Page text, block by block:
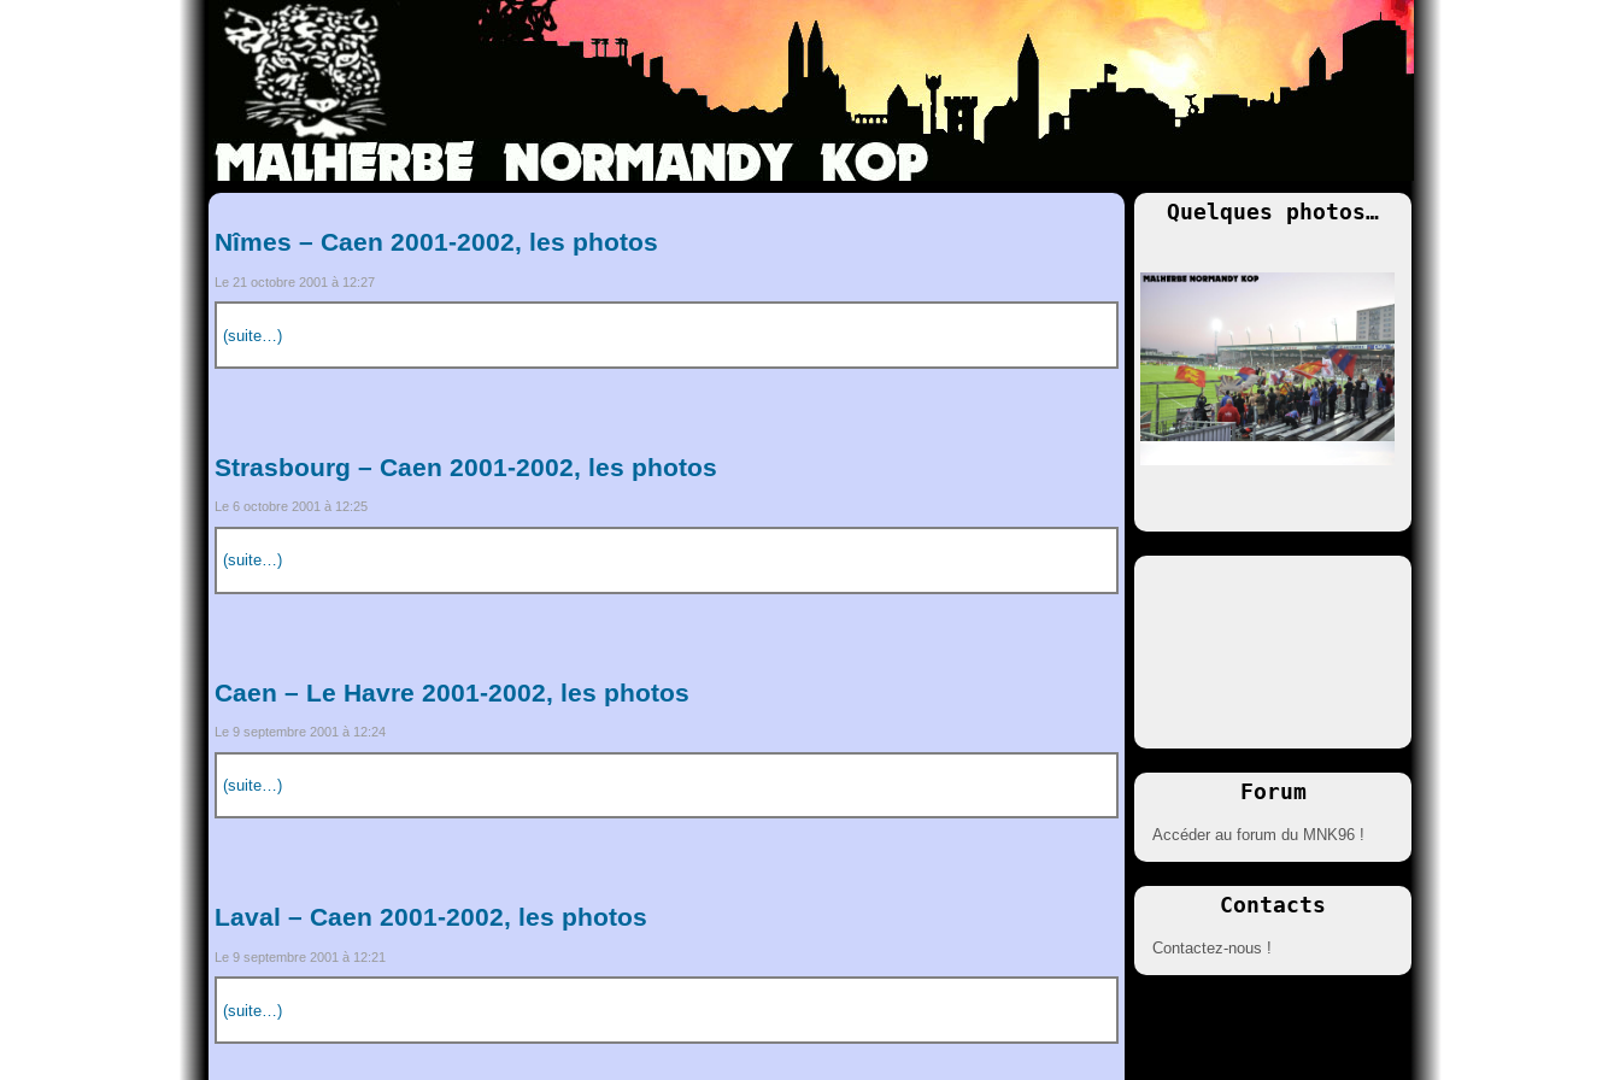
Nîmes – Caen 2001-2002, les photos
Le 21 octobre 2001 à 12:27
(suite…)
Strasbourg – Caen 2001-2002, les photos
Le 6 octobre 2001 à 12:25
(suite…)
Caen – Le Havre 2001-2002, les photos
Le 9 septembre 2001 à 12:24
(suite…)
Laval – Caen 2001-2002, les photos
Le 9 septembre 2001 à 12:21
(suite…)
Quelques photos…
Forum
Accéder au forum du MNK96 !
Contacts
Contactez-nous !